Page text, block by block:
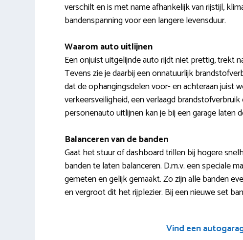
verschilt en is met name afhankelijk van rijstijl,
bandenspanning voor een langere levensduur.
Waarom auto uitlijnen
Een onjuist uitgelijnde auto rijdt niet prettig, trekt
Tevens zie je daarbij een onnatuurlijk
dat de ophangingsdelen voor- en achteraan juist
verkeersveiligheid, een verlaagd
personenauto uitlijnen kan je bij een garage laten
Balanceren van de banden
Gaat het stuur of dashboard trillen bij hogere
banden te laten balanceren. D.m.v. een speciale
gemeten en gelijk gemaakt. Zo zijn alle banden
en vergroot dit het rijplezier. Bij een nieuwe set
Vind een